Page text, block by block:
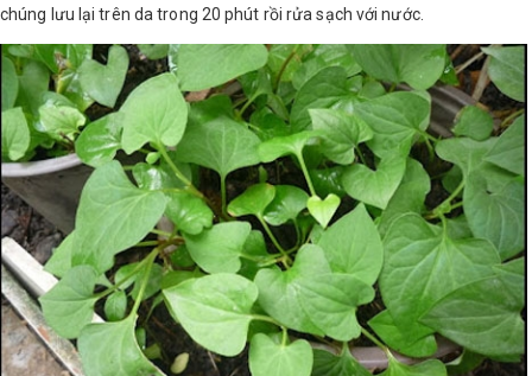
chúng lưu lại trên da trong 20 phút rồi rửa sạch với nước.